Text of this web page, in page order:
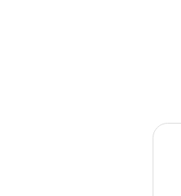
Резервне копіювання та